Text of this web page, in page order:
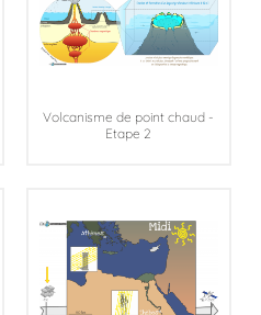
Volcanisme de point chaud -
Etape 2